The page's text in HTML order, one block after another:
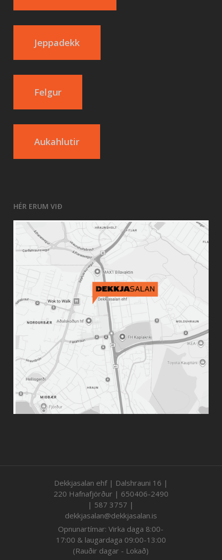
Jeppadekk
Felgur
Aukahlutir
HÉR ERUM VIÐ
Dekkjasalan ehf | Dalshrauni 16 |
220 Hafnafjörður | 650406-2490
| 587 3757 |
dekkjasalan@dekkjasalan.is
Opnunartímar: Virka daga 8:00-
17:00 & laugardaga 09:00-13:00
(Rauðir dagar - Lokað)